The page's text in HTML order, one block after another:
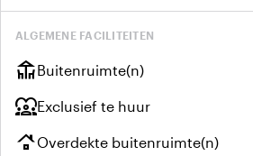
ALGEMENE FACILITEITEN
deckBuitenruimte(n)
diversity_1Exclusief te huur
roofingOverdekte buitenruimte(n)